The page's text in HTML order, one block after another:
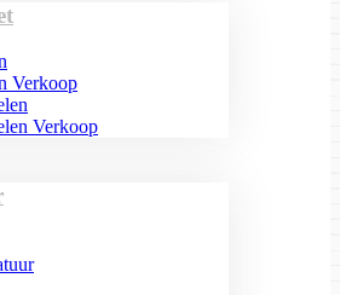
Verkoop
Verkoop